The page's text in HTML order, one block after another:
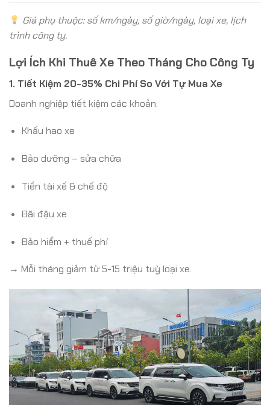
Giá phụ thuộc: số km/ngày, số giờ/ngày, loại xe, lịch
trình công ty.
Lợi Ích Khi Thuê Xe Theo Tháng Cho Công Ty
1. Tiết Kiệm 20-35% Chi Phí So Với Tự Mua Xe
Doanh nghiệp tiết kiệm các khoản:
Khấu hao xe
Bảo dưỡng – sửa chữa
Tiền tài xế & chế độ
Bãi đậu xe
Bảo hiểm + thuế phí
→ Mỗi tháng giảm từ 5-15 triệu tuỳ loại xe.